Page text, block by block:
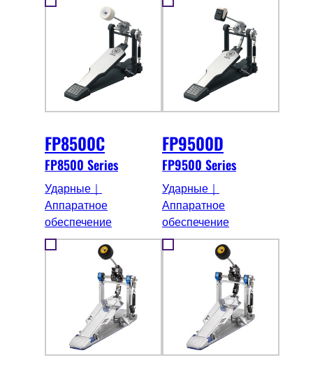
FP8500C
FP8500 Series
Ударные｜
Аппаратное
обеспечение
FP9500D
FP9500 Series
Ударные｜
Аппаратное
обеспечение